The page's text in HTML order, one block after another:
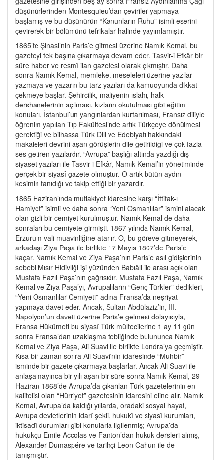
düşünürlerinden Montesquieu’dan çeviriler yapmaya
başlamış ve bu düşünürün “Kanunların Ruhu” isimli eserini
çevirerek bir bölümünü tefrikalar halinde yayımlamıştır.
1865’te Şinasi’nin Paris’e gitmesi üzerine Namık Kemal, bu
gazeteyi tek başına çıkarmaya devam eder. Tasvir-i Efkâr bir
süre haber ve resmî ilan gazetesi olarak çıkmıştır. Daha
sonra Namık Kemal, memleket meseleleri üzerine yazılar
yazmaya ve yazarın bu tarz yazıları da kamuoyunda dikkat
çekmeye başlar. Şehircilik, maliyenin ıslahı, halk
dershanelerinin açılması, kızların okutulması gibi eğitim
konuları, İstanbul’un yangınlardan kurtarılması, Fransız diliyle
öğrenim yapılan Tıp Fakültesi’nde artık Türkçeye dönülmesi
gerektiği ve bilhassa Türk Dili ve Edebiyatı hakkındaki
makaleleri devrini aşan görüşlerin dile getirildiği ve çok fazla
ses getiren yazılardır. “Avrupa” başlığı altında yazdığı dış
siyaset yazıları ile Tasvir-i Efkâr, Namık Kemal’in yönetiminde
gerçek bir siyasî gazete olmuştur. O artık bütün aydın
kesimin tanıdığı ve takip ettiği bir yazardır.
1865 Haziran’ında mutlakiyet idaresine karşı “İttifak-ı
Hamiyet” isimli ve daha sonra “Yeni Osmanlılar” ismini alacak
olan gizli bir cemiyet kurulmuştur. Namık Kemal de daha
sonraları bu cemiyete girmişti. 1867 yılında Namık Kemal,
Erzurum vali muavinliğine atanır. O, bu göreve gitmeyerek,
arkadaşı Ziya Paşa ile birlikte 17 Mayıs 1867’de Paris’e
kaçar. Namık Kemal ve Ziya Paşa’nın Paris’e asıl gidişlerinin
sebebi Mısır Hidivliği işi yüzünden Babıâli ile arası açık olan
Mustafa Fazıl Paşa’nın çağrısıdır. Mustafa Fazıl Paşa, Namık
Kemal ve Ziya Paşa’yı, Avrupalıların “Genç Türkler” dedikleri,
“Yeni Osmanlılar Cemiyeti” adına Fransa’da neşriyat
yapmaya davet eder. Ancak, Sultan Abdülaziz’in, III.
Napolyon’un daveti üzerine Paris’e gelmesi dolayısıyla,
Fransa Hükümeti bu siyasî Türk mültecilerine 1 ay 11 gün
sonra Fransa’dan uzaklaşma tebliğinde bulununca Namık
Kemal ve Ziya Paşa, Ali Suavi ile birlikte Londra’ya geçmiştir.
Kısa bir zaman sonra Ali Suavi’nin idaresinde “Muhbir”
isminde bir gazete çıkarmaya başlarlar. Ancak Ali Suavi ile
anlaşamayınca bir yılı aşan bir süre sonra Namık Kemal, 29
Haziran 1868’de Avrupa’da çıkarılan Türk gazetelerinin en
kalitelisi olan “Hürriyet” gazetesinin idaresini eline alır. Namık
Kemal, Avrupa’da kaldığı yıllarda, oradaki sosyal hayat,
Avrupa devletlerinin idarî şekli, hukukî ve siyasî kurumları,
iktisadî durumları gibi konularla ilgilenmiş; Avrupa’da
hukukçu Emile Accolas ve Fanton’dan hukuk dersleri almış,
Alexander Dumaspére ve tarihçi Leon Cahun ile de
tanışmıştır.